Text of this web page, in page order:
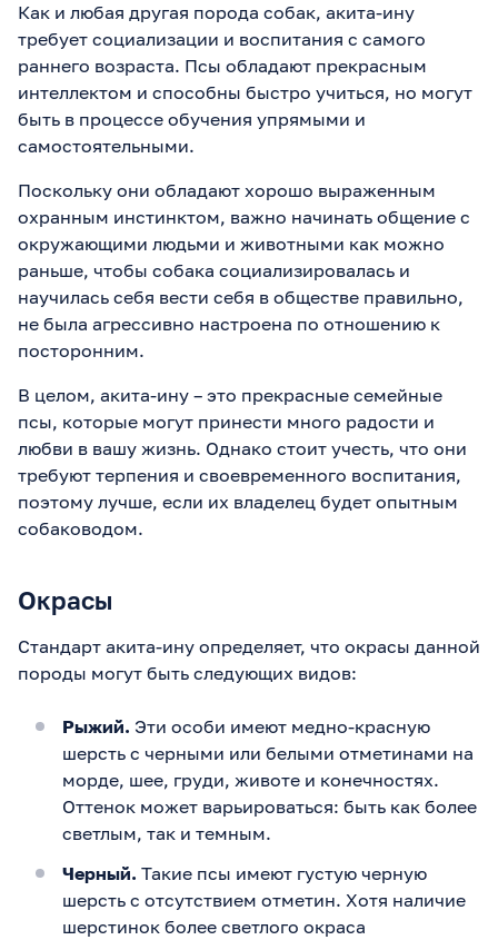
Как и любая другая порода собак, акита-ину
требует социализации и воспитания с самого
раннего возраста. Псы обладают прекрасным
интеллектом и способны быстро учиться, но могут
быть в процессе обучения упрямыми и
самостоятельными.
Поскольку они обладают хорошо выраженным
охранным инстинктом, важно начинать общение с
окружающими людьми и животными как можно
раньше, чтобы собака социализировалась и
научилась себя вести себя в обществе правильно,
не была агрессивно настроена по отношению к
посторонним.
В целом, акита-ину – это прекрасные семейные
псы, которые могут принести много радости и
любви в вашу жизнь. Однако стоит учесть, что они
требуют терпения и своевременного воспитания,
поэтому лучше, если их владелец будет опытным
собаководом.
Окрасы
Стандарт акита-ину определяет, что окрасы данной
породы могут быть следующих видов:
Рыжий. Эти особи имеют медно-красную
шерсть с черными или белыми отметинами на
морде, шее, груди, животе и конечностях.
Оттенок может варьироваться: быть как более
светлым, так и темным.
Черный. Такие псы имеют густую черную
шерсть с отсутствием отметин. Хотя наличие
шерстинок более светлого окраса